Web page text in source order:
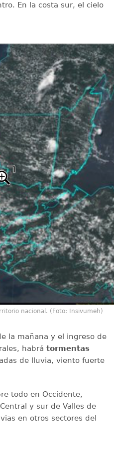
En la costa sur, el cielo
nacional. (Foto: Insivumeh)
la mañana y el ingreso de
habrá tormentas
de lluvia, viento fuerte
todo en Occidente,
y sur de Valles de
en otros sectores del